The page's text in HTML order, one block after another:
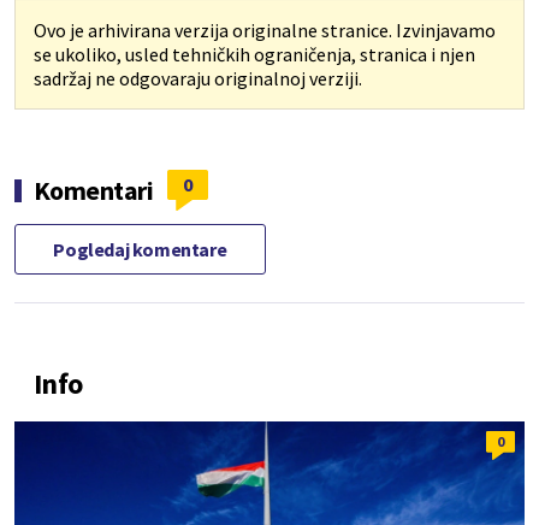
Ovo je arhivirana verzija originalne stranice. Izvinjavamo
se ukoliko, usled tehničkih ograničenja, stranica i njen
sadržaj ne odgovaraju originalnoj verziji.
Komentari 0
Pogledaj komentare
Info
0